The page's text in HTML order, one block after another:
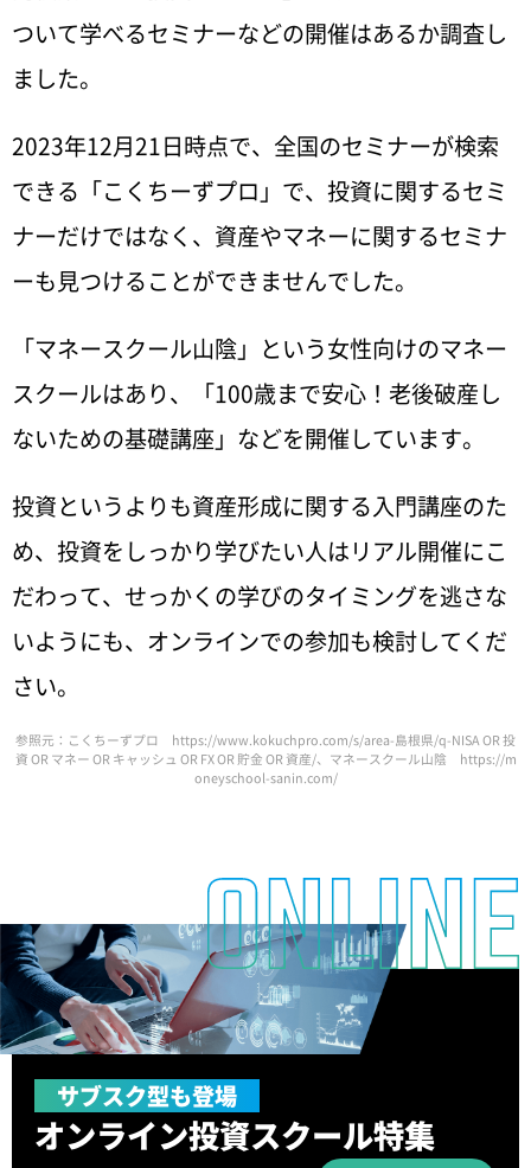
ついて学べるセミナーなどの開催はあるか調査し
ました。
2023年12月21日時点で、全国のセミナーが検索
できる「こくちーずプロ」で、投資に関するセミ
ナーだけではなく、資産やマネーに関するセミナ
ーも見つけることができませんでした。
「マネースクール山陰」という女性向けのマネー
スクールはあり、「100歳まで安心！老後破産し
ないための基礎講座」などを開催しています。
投資というよりも資産形成に関する入門講座のた
め、投資をしっかり学びたい人はリアル開催にこ
だわって、せっかくの学びのタイミングを逃さな
いようにも、オンラインでの参加も検討してくだ
さい。
参照元：こくちーずプロ https://www.kokuchpro.com/s/area-島根県/q-NISA OR 投
資 OR マネー OR キャッシュ OR FX OR 貯金 OR 資産/、マネースクール山陰 https://m
oneyschool-sanin.com/
サブスク型も登場
オンライン投資スクール特集